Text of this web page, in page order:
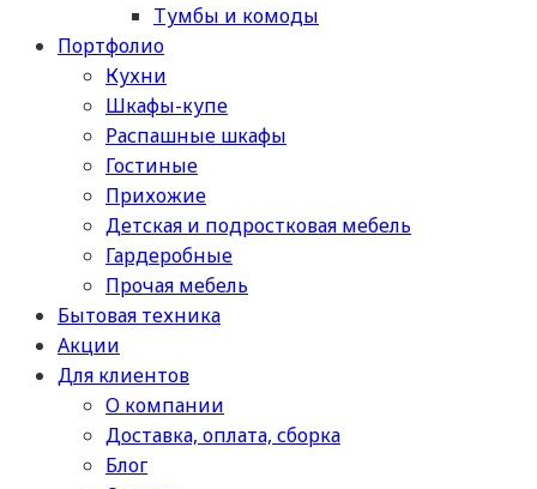
Тумбы и комоды
Портфолио
Кухни
Шкафы-купе
Распашные шкафы
Гостиные
Прихожие
Детская и подростковая мебель
Гардеробные
Прочая мебель
Бытовая техника
Акции
Для клиентов
О компании
Доставка, оплата, сборка
Блог